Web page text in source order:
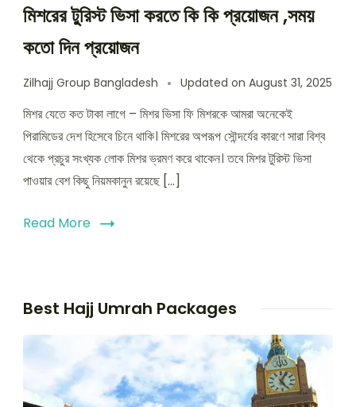
মিশরের টু্রিস্ট ভিসা করতে কি কি প্রয়োজন ,সময়
কতো দিন প্রয়োজন
Zilhajj Group Bangladesh Updated on August 31, 2025
মিশর যেতে কত টাকা লাগে – মিশর ভিসা ফি মিশরকে আমরা অনেকেই
পিরামিডের দেশ হিসেবে চিনে থাকি। মিশরের অপরূপ সৌন্দর্যের কারণে সারা বিশ্ব
থেকে প্রচুর সংখ্যক লোক মিশর ভ্রমণ করে থাকেন। তবে মিশর টুরিস্ট ভিসা
পাওয়ার বেশ কিছু নিয়মকানুন রয়েছে […]
Read More
Best Hajj Umrah Packages